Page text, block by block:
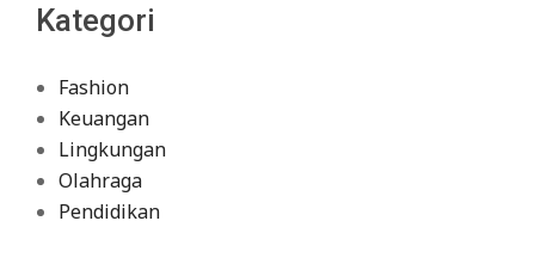
Kategori
Fashion
Keuangan
Lingkungan
Olahraga
Pendidikan